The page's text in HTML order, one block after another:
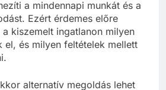
a mindennapi munkát és a
Ezért érdemes előre
kiszemelt ingatlanon milyen
el, és milyen feltételek mellett
alternatív megoldás lehet